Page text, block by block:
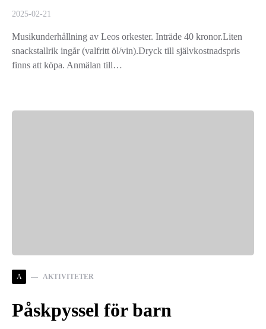
2025-02-21
Musikunderhållning av Leos orkester. Inträde 40 kronor.Liten
snackstallrik ingår (valfritt öl/vin).Dryck till självkostnadspris
finns att köpa. Anmälan till…
A AKTIVITETER
Påskpyssel för barn